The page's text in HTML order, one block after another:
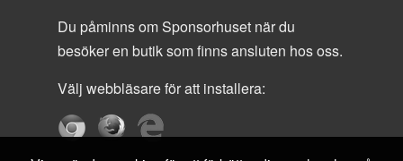
Du påminns om Sponsorhuset när du
besöker en butik som finns ansluten hos oss.
Välj webbläsare för att installera: